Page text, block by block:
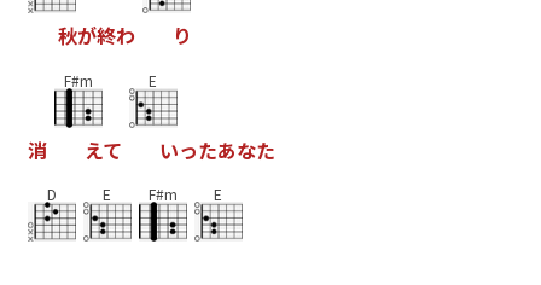
秋が終わ り
消
F#m
えて
E
いったあなた
D E F#m E